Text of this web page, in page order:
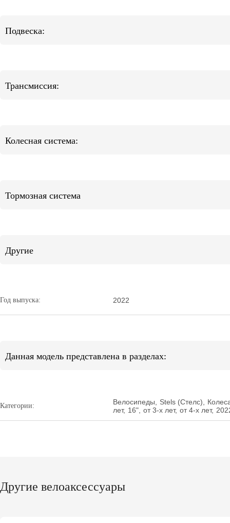
Подвеска:
Трансмиссия:
Колесная система:
Тормозная система
Другие
Год выпуска: 2022
Данная модель представлена в разделах:
Категории: Велосипеды Stels (Стелс)
лет, 16" от 3-х лет, от 4-х лет,
Другие велоаксессуары